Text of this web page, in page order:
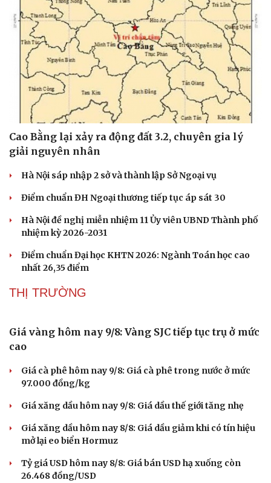
Dinh dưỡng - món ngon
Cây thuốc
Sản phụ khoa
Nhi khoa
Nam khoa
Làm đẹp - giảm cân
Phòng mạch online
Nhà đẹp
Cao Bằng lại xảy ra động đất 3.2, chuyên gia lý
giải nguyên nhân
Hà Nội sáp nhập 2 sở và thành lập Sở Ngoại vụ
Điểm chuẩn ĐH Ngoại thương tiếp tục áp sát 30
Hà Nội đề nghị miễn nhiệm 11 Ủy viên UBND Thành phố
nhiệm kỳ 2026-2031
Điểm chuẩn Đại học KHTN 2026: Ngành Toán học cao
nhất 26,35 điểm
THỊ TRƯỜNG
Giá vàng hôm nay 9/8: Vàng SJC tiếp tục trụ ở mức
cao